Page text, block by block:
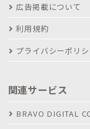
広告掲載について
利用規約
プライバシーポリ
関連サービス
BRAVO DIGITAL